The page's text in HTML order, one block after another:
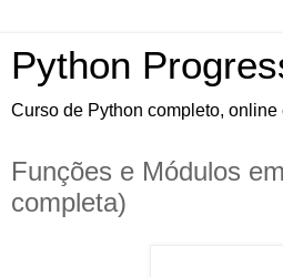
Python
Curso de Python completo, online
Funções e Módulos
completa)